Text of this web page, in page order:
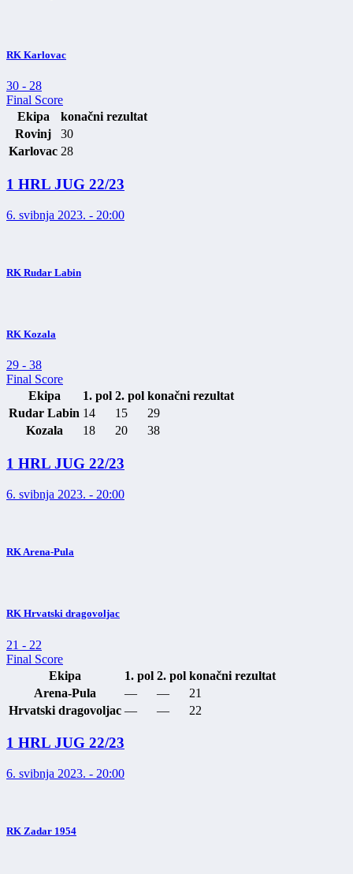
RK Karlovac
30 - 28
Final Score
Ekipa
konačni rezultat
Rovinj
30
Karlovac 28
1 HRL JUG 22/23
6. svibnja 2023. - 20:00
RK Rudar Labin
RK Kozala
29 - 38
Final Score
Ekipa
1. pol 2. pol konačni rezultat
Rudar Labin 14 15
29
Kozala
18 20 38
1 HRL JUG 22/23
6. svibnja 2023. - 20:00
RK Arena-Pula
RK Hrvatski dragovoljac
21 - 22
Final Score
Ekipa
1. pol 2. pol konačni rezultat
Arena-Pula
— —
21
Hrvatski dragovoljac — — 22
1 HRL JUG 22/23
6. svibnja 2023. - 20:00
RK Zadar 1954